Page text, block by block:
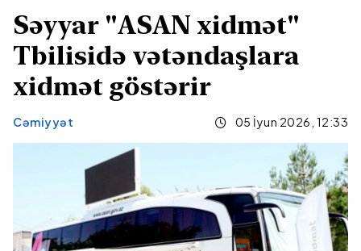
Səyyar "ASAN xidmət"
Tbilisidə vətəndaşlara
xidmət göstərir
Cəmiyyət 05 İyun 2026, 12:33